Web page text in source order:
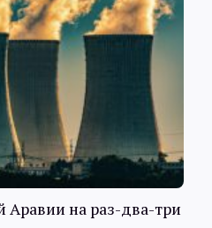
Аравии на раз-два-три